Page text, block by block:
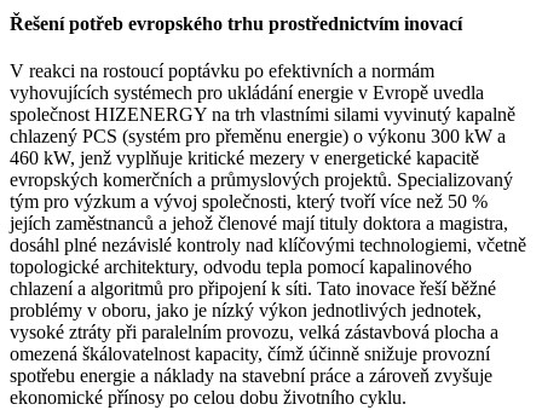
Řešení potřeb evropského trhu prostřednictvím inovací
V reakci na rostoucí poptávku po efektivních a normám
vyhovujících systémech pro ukládání energie v Evropě uvedla
společnost HIZENERGY na trh vlastními silami vyvinutý kapalně
chlazený PCS (systém pro přeměnu energie) o výkonu 300 kW a
460 kW, jenž vyplňuje kritické mezery v energetické kapacitě
evropských komerčních a průmyslových projektů. Specializovaný
tým pro výzkum a vývoj společnosti, který tvoří více než 50 %
jejích zaměstnanců a jehož členové mají tituly doktora a magistra,
dosáhl plné nezávislé kontroly nad klíčovými technologiemi, včetně
topologické architektury, odvodu tepla pomocí kapalinového
chlazení a algoritmů pro připojení k síti. Tato inovace řeší běžné
problémy v oboru, jako je nízký výkon jednotlivých jednotek,
vysoké ztráty při paralelním provozu, velká zástavbová plocha a
omezená škálovatelnost kapacity, čímž účinně snižuje provozní
spotřebu energie a náklady na stavební práce a zároveň zvyšuje
ekonomické přínosy po celou dobu životního cyklu.